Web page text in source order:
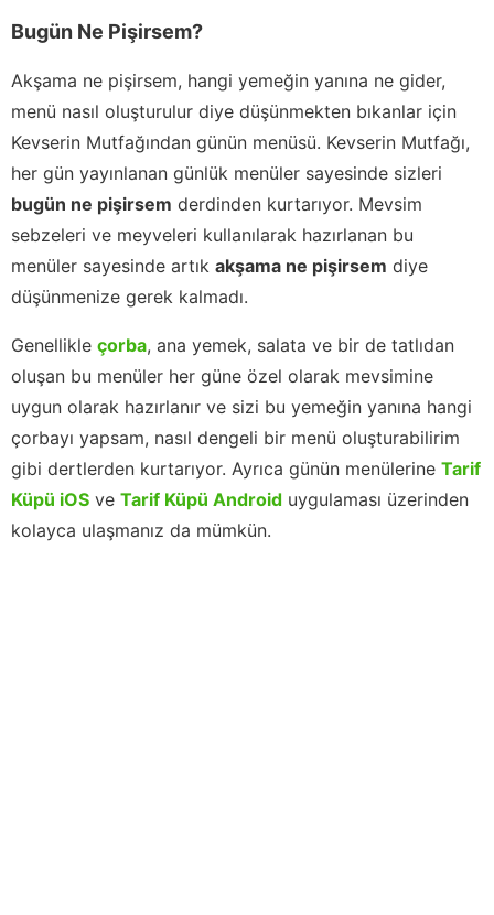
Bugün Ne Pişirsem?
Akşama ne pişirsem, hangi yemeğin yanına ne gider,
menü nasıl oluşturulur diye düşünmekten bıkanlar için
Kevserin Mutfağından günün menüsü. Kevserin Mutfağı,
her gün yayınlanan günlük menüler sayesinde sizleri
bugün ne pişirsem derdinden kurtarıyor. Mevsim
sebzeleri ve meyveleri kullanılarak hazırlanan bu
menüler sayesinde artık akşama ne pişirsem diye
düşünmenize gerek kalmadı.
Genellikle çorba, ana yemek, salata ve bir de tatlıdan
oluşan bu menüler her güne özel olarak mevsimine
uygun olarak hazırlanır ve sizi bu yemeğin yanına hangi
çorbayı yapsam, nasıl dengeli bir menü oluşturabilirim
gibi dertlerden kurtarıyor. Ayrıca günün menülerine Tarif
Küpü iOS ve Tarif Küpü Android uygulaması üzerinden
kolayca ulaşmanız da mümkün.